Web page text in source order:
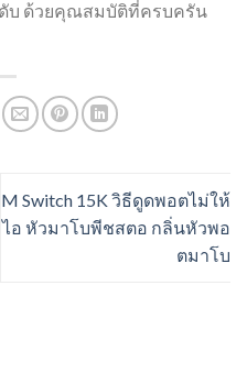
บ ด้วยคุณสมบัติที่ครบครัน
M Switch 15K วิธีดูดพอตไม่ให้
ไอ หัวมาโบพีชสตอ กลิ่นหัวพอ
ตมาโบ